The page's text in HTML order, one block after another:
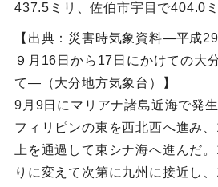
437.5ミリ、佐伯市宇目で404.0ミ
【出典：災害時気象資料―平成
９月16日から17日にかけての大
て―（大分地方気象台）】
9月9日にマリアナ諸島近海で発
フィリピンの東を西北西へ進み
上を通過して東シナ海へ進んだ
りに変えて次第に九州に接近し